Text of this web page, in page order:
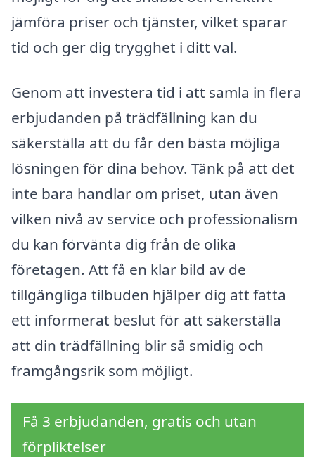
jämföra priser och tjänster, vilket sparar
tid och ger dig trygghet i ditt val.
Genom att investera tid i att samla in flera
erbjudanden på trädfällning kan du
säkerställa att du får den bästa möjliga
lösningen för dina behov. Tänk på att det
inte bara handlar om priset, utan även
vilken nivå av service och professionalism
du kan förvänta dig från de olika
företagen. Att få en klar bild av de
tillgängliga tilbuden hjälper dig att fatta
ett informerat beslut för att säkerställa
att din trädfällning blir så smidig och
framgångsrik som möjligt.
Få 3 erbjudanden, gratis och utan
förpliktelser